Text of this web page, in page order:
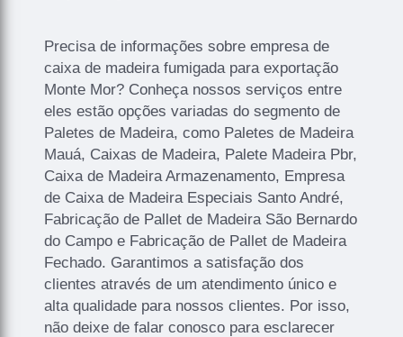
Precisa de informações sobre empresa de
caixa de madeira fumigada para exportação
Monte Mor? Conheça nossos serviços entre
eles estão opções variadas do segmento de
Paletes de Madeira, como Paletes de Madeira
Mauá, Caixas de Madeira, Palete Madeira Pbr,
Caixa de Madeira Armazenamento, Empresa
de Caixa de Madeira Especiais Santo André,
Fabricação de Pallet de Madeira São Bernardo
do Campo e Fabricação de Pallet de Madeira
Fechado. Garantimos a satisfação dos
clientes através de um atendimento único e
alta qualidade para nossos clientes. Por isso,
não deixe de falar conosco para esclarecer